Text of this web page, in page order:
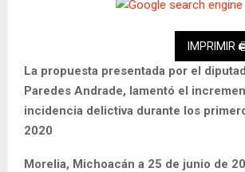
IMPRIMIR
La propuesta presentada por el
Paredes Andrade, lamentó el
incidencia delictiva durante los
2020
Morelia, Michoacán a 25 de junio de